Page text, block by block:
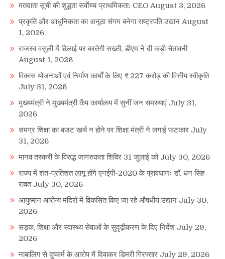
मतदाता सूची की शुद्धता सर्वाेच्च प्राथमिकता: CEO August 3, 2026
प्रकृति और आधुनिकता का अनूठा संगम बनेगा राष्ट्रपति उद्यान August
1, 2026
राजस्व वसूली में ढिलाई पर बरतेगी सख्ती, डीएम ने दी कड़ी चेतावनी
August 1, 2026
विकास योजनाओं एवं निर्माण कार्यों के लिए ₹ 227 करोड़ की वित्तीय स्वीकृति
July 31, 2026
मुख्यमंत्री ने मुख्यमंत्री कैंप कार्यालय में सुनीं जन समस्याएं July 31,
2026
समग्र शिक्षा का बजट खर्च न होने पर शिक्षा मंत्री ने लगाई फटकार July
31, 2026
मानव तस्करी के विरुद्ध जागरुकता शिविर 31 जुलाई को July 30, 2026
राज्य में शत-प्रतिशत लागू होंगे एनईपी-2020 के प्रावधानः डाॅ. धन सिंह
रावत July 30, 2026
आयुष्मान आरोग्य मंदिरों में विकसित किए जा रहे औषधीय उद्यान July 30,
2026
सड़क, शिक्षा और स्वास्थ्य सेवाओं के सुदृढ़ीकरण के दिए निर्देश July 29,
2026
नाबालिग से दुष्कर्म के आरोप में दिवाकर डिमरी गिरफ्तार July 29, 2026